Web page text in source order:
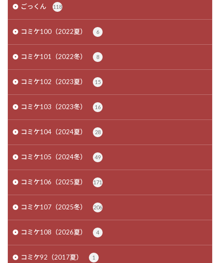
ごっくん 118
コミケ100（2022夏） 6
コミケ101（2022冬） 8
コミケ102（2023夏） 15
コミケ103（2023冬） 16
コミケ104（2024夏） 28
コミケ105（2024冬） 49
コミケ106（2025夏） 171
コミケ107（2025冬） 206
コミケ108（2026夏） 4
コミケ92（2017夏） 1